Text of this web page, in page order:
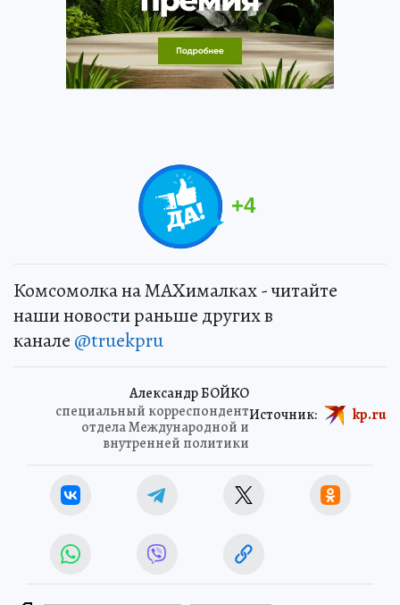
+4
Комсомолка на MAXималках - читайте
наши новости раньше других в
канале @truekpru
Александр БОЙКО
специальный корреспондент
отдела Международной и
внутренней политики
Источник: kp.ru